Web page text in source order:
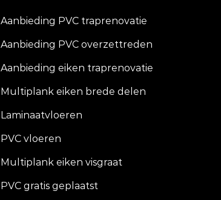
Aanbieding PVC traprenovatie
Aanbieding PVC overzettreden
Aanbieding eiken traprenovatie
Multiplank eiken brede delen
Laminaatvloeren
PVC vloeren
Multiplank eiken visgraat
PVC gratis geplaatst